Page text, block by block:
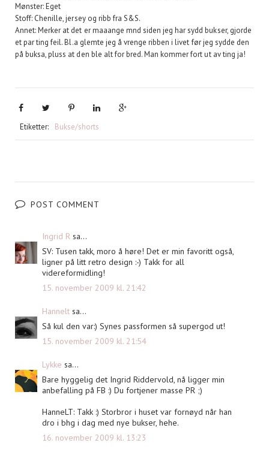
Mønster: Eget
Stoff: Chenille, jersey og ribb fra S&S.
Annet: Merker at det er maaange mnd siden jeg har sydd bukser, gjorde
et par ting feil. Bl.a glemte jeg å vrenge ribben i livet før jeg sydde den
på buksa, pluss at den ble alt for bred. Man kommer fort ut av ting ja!
Etiketter: Bukse/shorts
POST COMMENT
Ingrid R sa...
SV: Tusen takk, moro å høre! Det er min favoritt også,
ligner på litt retro design :-) Takk for all
videreformidling!
15. november 2009 kl. 21:42
Hannelt sa...
Så kul den var:) Synes passformen så supergod ut!
15. november 2009 kl. 21:54
Lykke sa...
Bare hyggelig det Ingrid Riddervold, nå ligger min
anbefalling på FB :) Du fortjener masse PR ;)
HanneLT: Takk :) Storbror i huset var fornøyd når han
dro i bhg i dag med nye bukser, hehe.
16. november 2009 kl. 13:23